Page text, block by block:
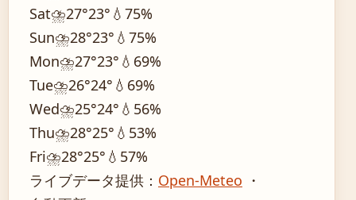
Sat⛈️27°23° 💧75%
Sun⛈️28°23° 💧75%
Mon⛈️27°23° 💧69%
Tue⛈️26°24° 💧69%
Wed⛈️25°24° 💧56%
Thu⛈️28°25° 💧53%
Fri⛈️28°25° 💧57%
ライブデータ提供： Open-Meteo ・